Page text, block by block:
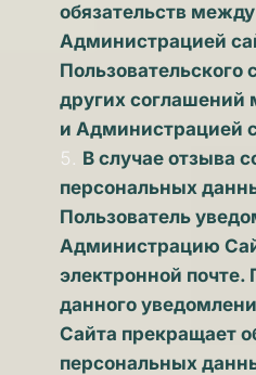
обязательств
Администрацией
Пользовательского
других соглашений
и Администрацией
В случае отзыва
персональных
Пользователь
Администрацию
электронной почте.
данного
Сайта прекращает
персональных